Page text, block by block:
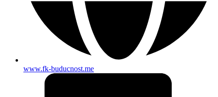
www.fk-buducnost.me